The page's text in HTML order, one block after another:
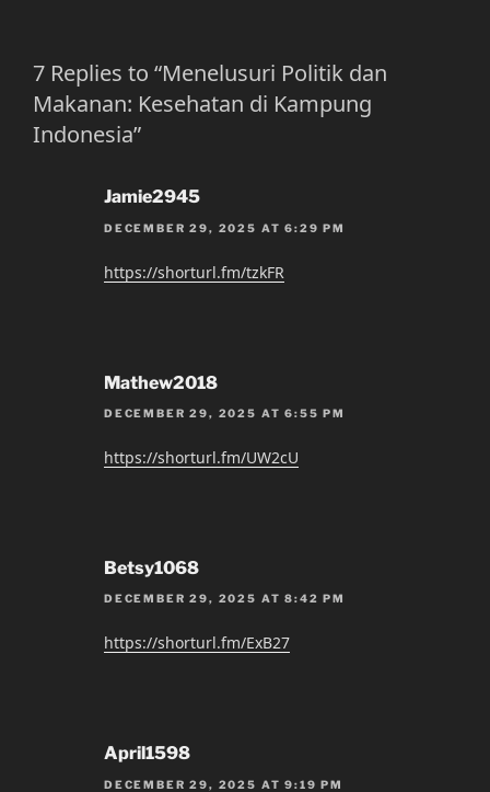
7 Replies to “Menelusuri Politik dan
Makanan: Kesehatan di Kampung
Indonesia”
Jamie2945
DECEMBER 29, 2025 AT 6:29 PM
https://shorturl.fm/tzkFR
Mathew2018
DECEMBER 29, 2025 AT 6:55 PM
https://shorturl.fm/UW2cU
Betsy1068
DECEMBER 29, 2025 AT 8:42 PM
https://shorturl.fm/ExB27
April1598
DECEMBER 29, 2025 AT 9:19 PM